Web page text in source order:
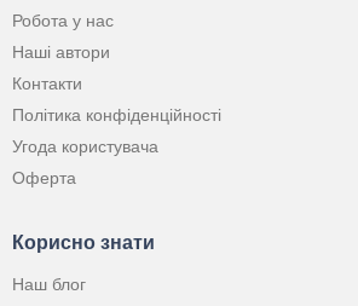
Робота у нас
Наші автори
Контакти
Політика конфіденційності
Угода користувача
Оферта
Корисно знати
Наш блог